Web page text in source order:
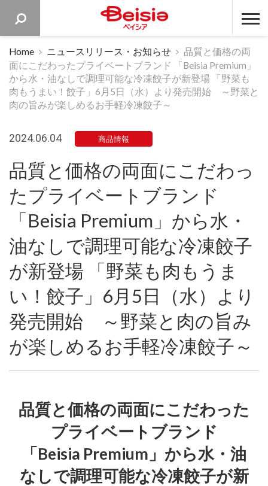
ベイシア
Home ニュースリリース・お知らせ
品質と価格の両
面にこだわったプライベートブランド 「Beisia Premium」
から水・油なしで調理可能な冷凍餃子が新登場 「野菜も
肉もうまい！餃子」6月5日（水）より発売開始 ～野菜と
肉の旨みが楽しめるお手軽冷凍餃子～
2024.06.04 商品情報
品質と価格の両面にこだわっ
たプライベートブランド
「Beisia Premium」から水・
油なしで調理可能な冷凍餃子
が新登場 「野菜も肉もうま
い！餃子」6月5日（水）より
発売開始 ～野菜と肉の旨み
が楽しめるお手軽冷凍餃子～
品質と価格の両面にこだわった
プライベートブランド
「Beisia Premium」から水・油
なしで調理可能な冷凍餃子が新